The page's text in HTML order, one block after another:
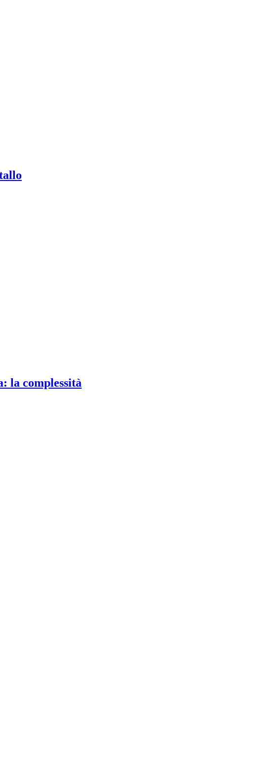
la complessità